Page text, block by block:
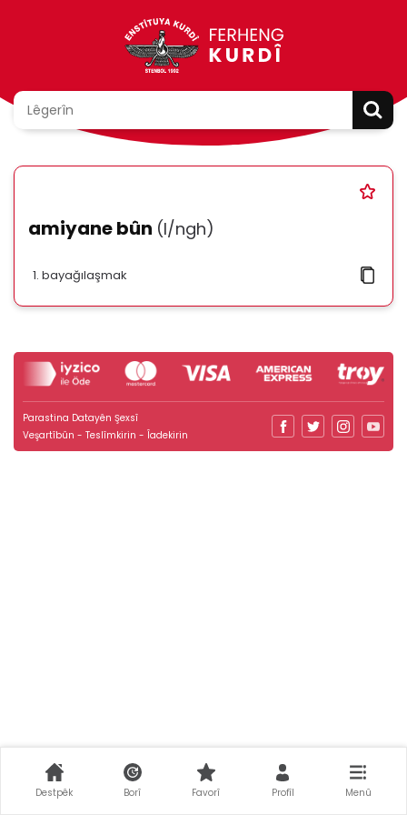
amiyane bûn (l/ngh)
bayağılaşmak
Parastina Datayên Şexsî
Veşartîbûn - Teslîmkirin - Îadekirin
Destpêk Borî Favorî Profîl Menû